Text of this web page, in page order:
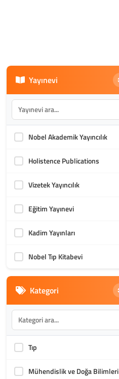
Yayınevi
Nobel Akademik Yayıncılık
Holistence Publications
Vizetek Yayıncılık
Eğitim Yayınevi
Kadim Yayınları
Nobel Tıp Kitabevi
Kategori
Tıp
Mühendislik ve Doğa Bilimleri